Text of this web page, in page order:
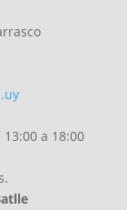
a 18:00